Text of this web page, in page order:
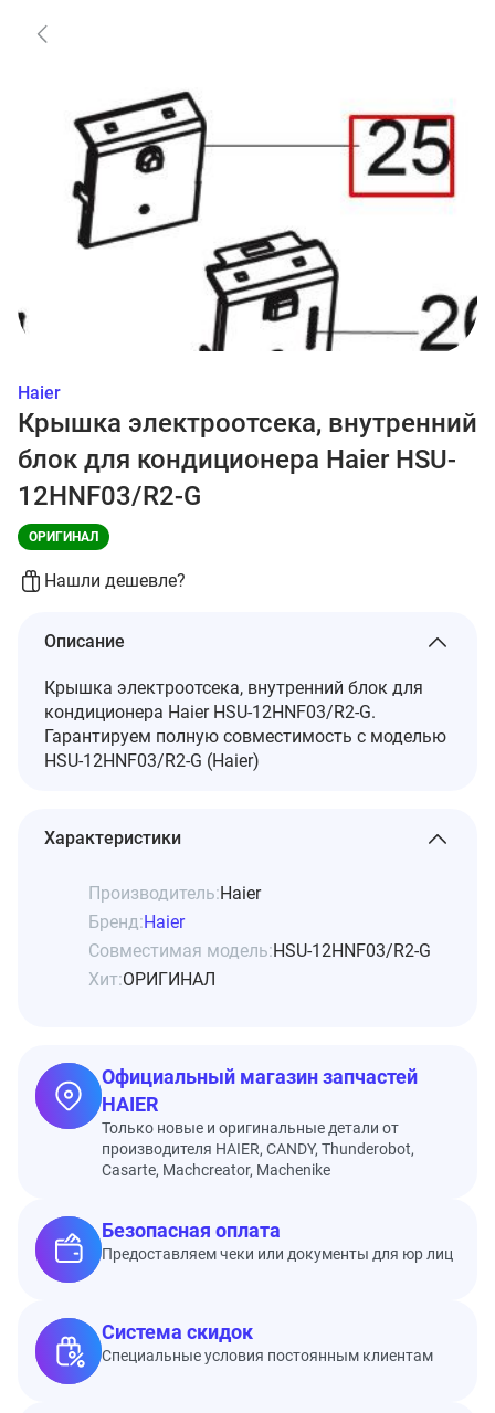
Haier
Крышка электроотсека, внутренний
блок для кондиционера Haier HSU-
12HNF03/R2-G
ОРИГИНАЛ
Нашли дешевле?
Описание
Крышка электроотсека, внутренний блок для
кондиционера Haier HSU-12HNF03/R2-G.
Гарантируем полную совместимость с моделью
HSU-12HNF03/R2-G (Haier)
Характеристики
Производитель:Haier
Бренд:Haier
Совместимая модель:HSU-12HNF03/R2-G
Хит:ОРИГИНАЛ
Официальный магазин запчастей
HAIER
Только новые и оригинальные детали от
производителя HAIER, CANDY, Thunderobot,
Casarte, Machcreator, Machenike
Безопасная оплата
Предоставляем чеки или документы для юр лиц
Система скидок
Специальные условия постоянным клиентам